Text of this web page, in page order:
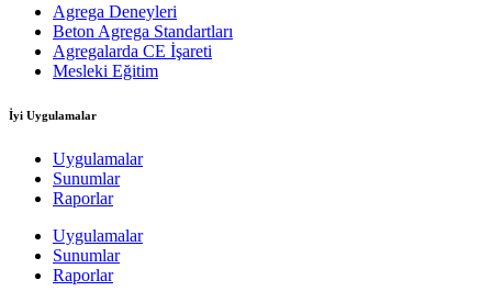
Agrega Deneyleri
Beton Agrega Standartları
Agregalarda CE İşareti
Mesleki Eğitim
İyi Uygulamalar
Uygulamalar
Sunumlar
Raporlar
Uygulamalar
Sunumlar
Raporlar